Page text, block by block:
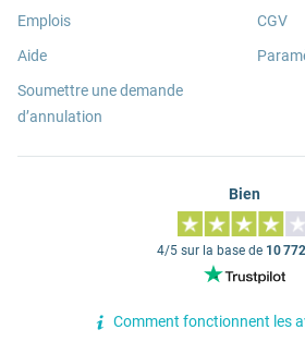
Emplois
Aide
Soumettre une demande
d’annulation
CGV
Bien
4/5 sur la base de 10
Comment fonctionnent les